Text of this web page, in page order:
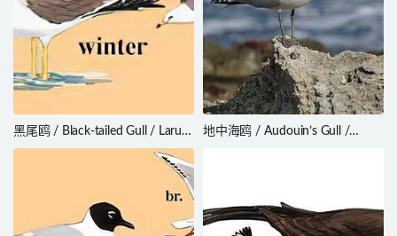
黑尾鸥 / Black-tailed Gull / Larus
crassirostris
地中海鸥 / Audouin’s Gull /